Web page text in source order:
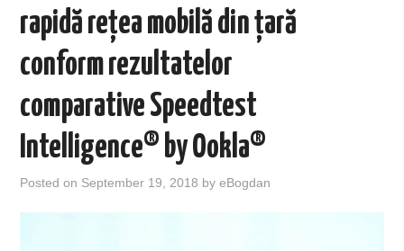
rapidă rețea mobilă din țară
conform rezultatelor
comparative Speedtest
Intelligence® by Ookla®
Posted on September 19, 2018 byeBogdan